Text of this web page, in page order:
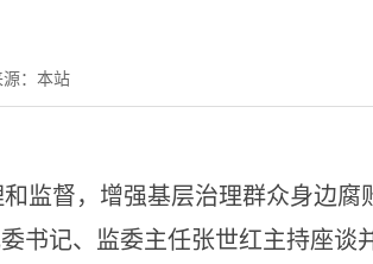
：本站
监督，增强基层治理群众身边腐
书记、监委主任张世红主持座